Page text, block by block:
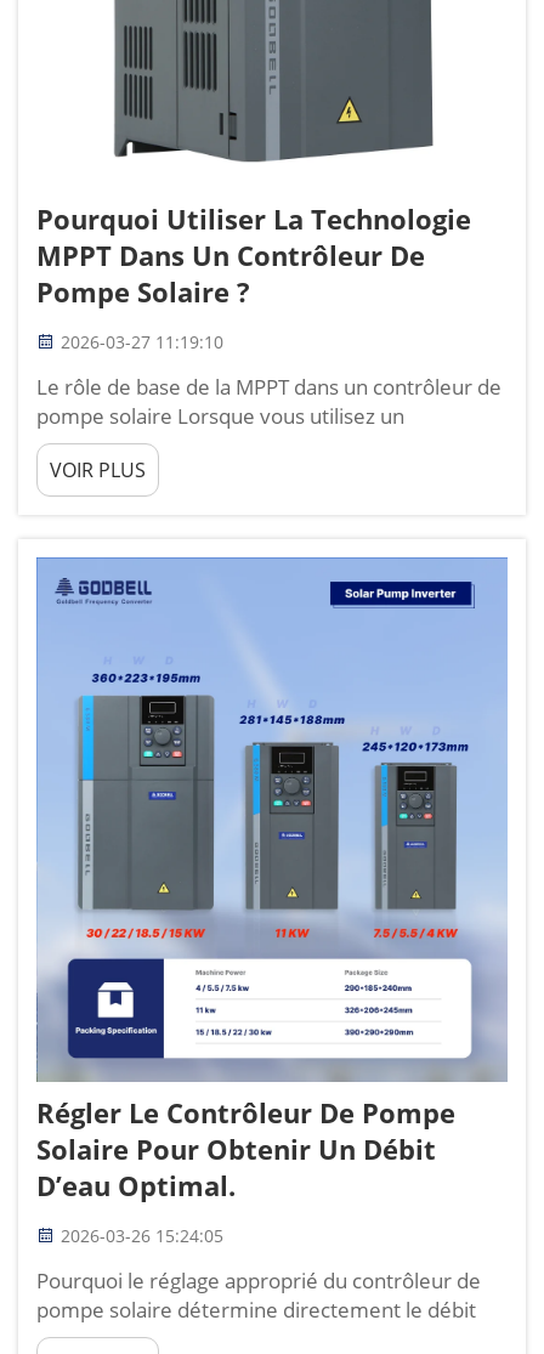
Pourquoi Utiliser La Technologie
MPPT Dans Un Contrôleur De
Pompe Solaire ?
2026-03-27 11:19:10
Le rôle de base de la MPPT dans un contrôleur de
pompe solaire Lorsque vous utilisez un
contrôleur de pompe solaire pour l'irrigation ou
l'approvisionnement en eau, la façon dont vous
utilisez l'énergie solaire détermine directement la
jour. J'ai travaillé sur des projets d'eau solaire
dans de nombreuses...
VOIR PLUS
Régler Le Contrôleur De Pompe
Solaire Pour Obtenir Un Débit
D’eau Optimal.
2026-03-26 15:24:05
Pourquoi le réglage approprié du contrôleur de
pompe solaire détermine directement le débit
d’eau ? Si vous souhaitez obtenir le débit d’eau